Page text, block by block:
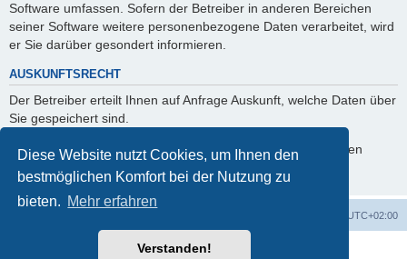
Diese Website nutzt Cookies, um Ihnen den
bestmöglichen Komfort bei der Nutzung zu
bieten. Mehr erfahren
Verstanden!
Software umfassen. Sofern der Betreiber in anderen Bereichen
seiner Software weitere personenbezogene Daten verarbeitet, wird
er Sie darüber gesondert informieren.
AUSKUNFTSRECHT
Der Betreiber erteilt Ihnen auf Anfrage Auskunft, welche Daten über
Sie gespeichert sind.
Sie können jederzeit die Löschung bzw. Sperrung Ihrer Daten
verlangen. Kontaktieren Sie hierzu bitte den Betreiber.
UTC+02:00
Powered byphpBB® Forum Software © phpBB Limited